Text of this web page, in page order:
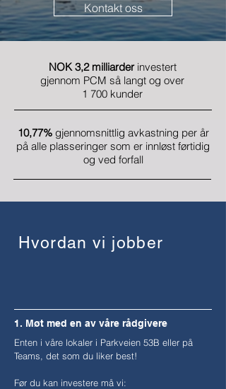
Kontakt oss
NOK 3,2 milliarder investert
gjennom PCM så langt og over
1 700 kunder
10,77% gjennomsnittlig avkastning per år
på alle plasseringer som er innløst førtidig
og ved forfall
Hvordan vi jobber
1. Møt med en av våre rådgivere
Enten i våre lokaler i Parkveien 53B eller på
Teams, det som du liker best!
Før du kan investere må vi: